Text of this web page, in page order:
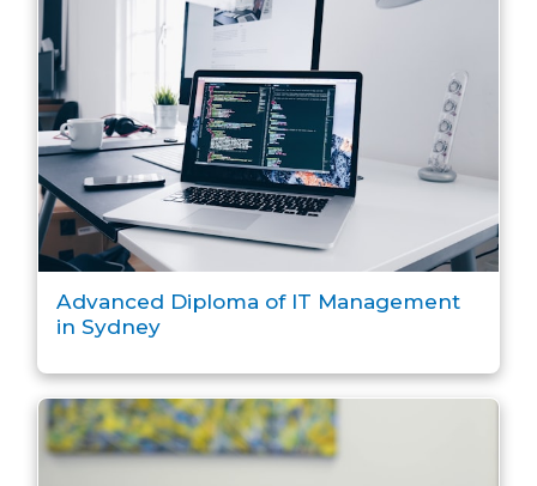
Advanced Diploma of IT Management
in Sydney